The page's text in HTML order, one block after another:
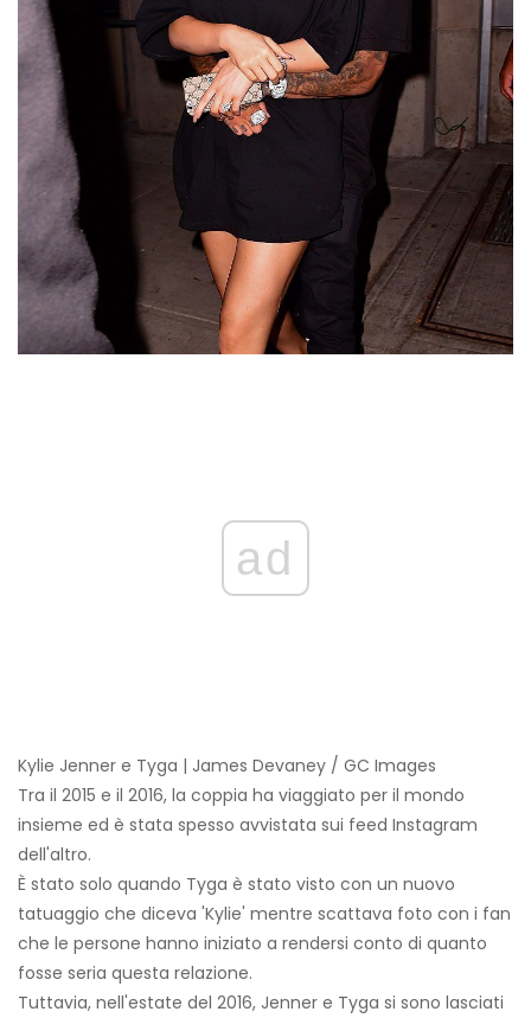
ad
Kylie Jenner e Tyga | James Devaney / GC Images
Tra il 2015 e il 2016, la coppia ha viaggiato per il mondo
insieme ed è stata spesso avvistata sui feed Instagram
dell'altro.
È stato solo quando Tyga è stato visto con un nuovo
tatuaggio che diceva 'Kylie' mentre scattava foto con i fan
che le persone hanno iniziato a rendersi conto di quanto
fosse seria questa relazione.
Tuttavia, nell'estate del 2016, Jenner e Tyga si sono lasciati